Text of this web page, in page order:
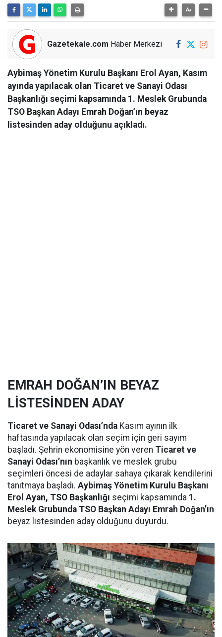
Gazetekale.com Haber Merkezi
Aybimaş Yönetim Kurulu Başkanı Erol Ayan, Kasım
ayında yapılacak olan Ticaret ve Sanayi Odası
Başkanlığı seçimi kapsamında 1. Meslek Grubunda
TSO Başkan Adayı Emrah Doğan’ın beyaz
listesinden aday olduğunu açıkladı.
EMRAH DOĞAN’IN BEYAZ
LİSTESİNDEN ADAY
Ticaret ve Sanayi Odası’nda Kasım ayının ilk
haftasında yapılacak olan seçim için geri sayım
başladı. Şehrin ekonomisine yön veren Ticaret ve
Sanayi Odası’nın başkanlık ve meslek grubu
seçimleri öncesi de adaylar sahaya çıkarak kendilerini
tanıtmaya başladı. Aybimaş Yönetim Kurulu Başkanı
Erol Ayan, TSO Başkanlığı seçimi kapsamında 1.
Meslek Grubunda TSO Başkan Adayı Emrah Doğan’ın
beyaz listesinden aday olduğunu duyurdu.